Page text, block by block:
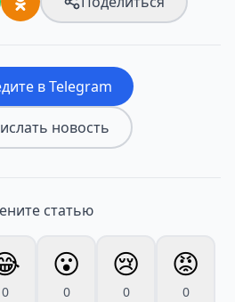
в Telegram
новость
статью
0
😮
0
😢
0
😡
0